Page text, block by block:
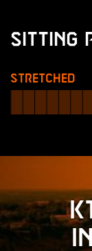
Sitting
Stretched